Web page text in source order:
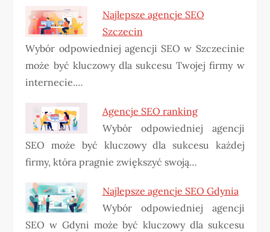
Najlepsze agencje SEO
Szczecin
Wybór odpowiedniej agencji SEO w Szczecinie
może być kluczowy dla sukcesu Twojej firmy w
internecie.…
Agencje SEO ranking
Wybór odpowiedniej agencji
SEO może być kluczowy dla sukcesu każdej
firmy, która pragnie zwiększyć swoją…
Najlepsze agencje SEO Gdynia
Wybór odpowiedniej agencji
SEO w Gdyni może być kluczowy dla sukcesu